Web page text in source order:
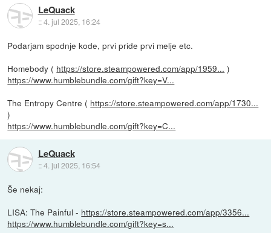
LeQuack
::4. jul 2025, 16:24
Podarjam spodnje kode, prvi pride prvi melje etc.
Homebody ( https://store.steampowered.com/app/1959... )
https://www.humblebundle.com/gift?key=V...
The Entropy Centre ( https://store.steampowered.com/app/1730...
)
https://www.humblebundle.com/gift?key=C...
LeQuack
::4. jul 2025, 16:54
Še nekaj:
LISA: The Painful - https://store.steampowered.com/app/3356...
https://www.humblebundle.com/gift?key=s...